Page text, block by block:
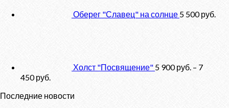
Оберег "Славец" на солнце 5 500руб.
Холст "Посвящение" 5 900руб. – 7
450руб.
Последние новости